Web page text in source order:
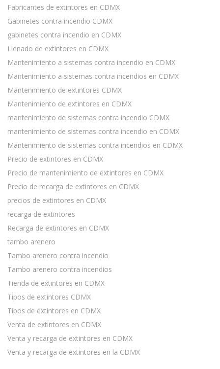
Fabricantes de extintores en CDMX
Gabinetes contra incendio CDMX
gabinetes contra incendio en CDMX
Llenado de extintores en CDMX
Mantenimiento a sistemas contra incendio en CDMX
Mantenimiento a sistemas contra incendios en CDMX
Mantenimiento de extintores CDMX
Mantenimiento de extintores en CDMX
mantenimiento de sistemas contra incendio CDMX
mantenimiento de sistemas contra incendio en CDMX
Mantenimiento de sistemas contra incendios en CDMX
Precio de extintores en CDMX
Precio de mantenimiento de extintores en CDMX
Precio de recarga de extintores en CDMX
precios de extintores en CDMX
recarga de extintores
Recarga de extintores en CDMX
tambo arenero
Tambo arenero contra incendio
Tambo arenero contra incendios
Tienda de extintores en CDMX
Tipos de extintores CDMX
Tipos de extintores en CDMX
Venta de extintores en CDMX
Venta y recarga de extintores en CDMX
Venta y recarga de extintores en la CDMX